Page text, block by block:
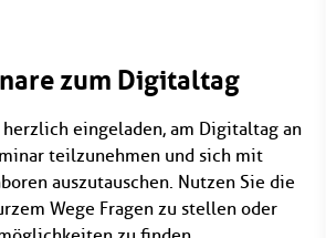
zum Digitaltag
eingeladen, am Digitaltag an
teilzunehmen und sich mit
auszutauschen. Nutzen Sie die
Wege Fragen zu stellen oder